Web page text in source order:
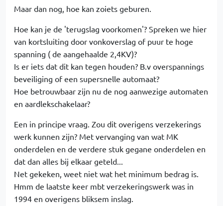
Maar dan nog, hoe kan zoiets geburen.
Hoe kan je de 'terugslag voorkomen'? Spreken we hier
van kortsluiting door vonkoverslag of puur te hoge
spanning ( de aangehaalde 2,4KV)?
Is er iets dat dit kan tegen houden? B.v overspannings
beveiliging of een supersnelle automaat?
Hoe betrouwbaar zijn nu de nog aanwezige automaten
en aardlekschakelaar?
Een in principe vraag. Zou dit overigens verzekerings
werk kunnen zijn? Met vervanging van wat MK
onderdelen en de verdere stuk gegane onderdelen en
dat dan alles bij elkaar geteld...
Net gekeken, weet niet wat het minimum bedrag is.
Hmm de laatste keer mbt verzekeringswerk was in
1994 en overigens bliksem inslag.